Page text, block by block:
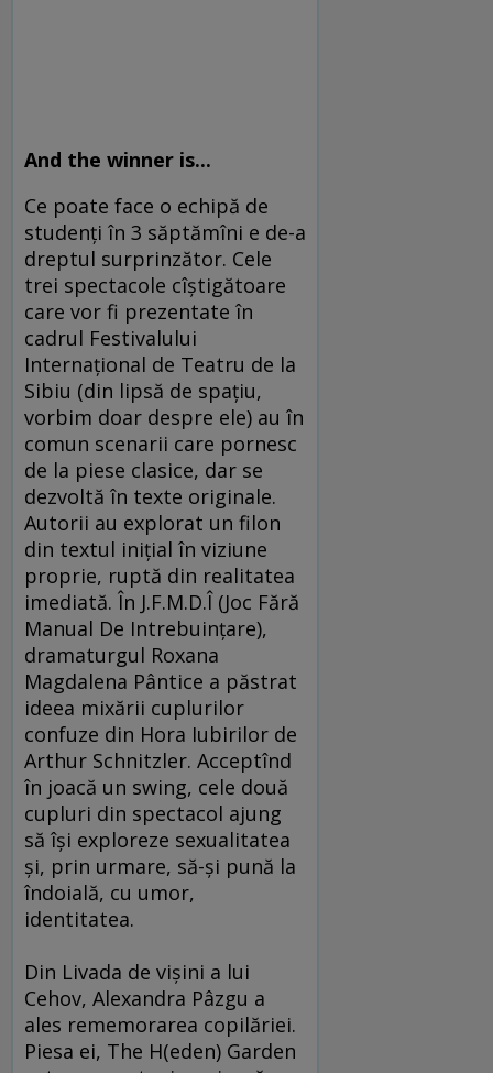
And the winner is...
Ce poate face o echipă de
studenţi în 3 săptămîni e de-a
dreptul surprinzător. Cele
trei spectacole cîştigătoare
care vor fi prezentate în
cadrul Festivalului
Internaţional de Teatru de la
Sibiu (din lipsă de spaţiu,
vorbim doar despre ele) au în
comun scenarii care pornesc
de la piese clasice, dar se
dezvoltă în texte originale.
Autorii au explorat un filon
din textul iniţial în viziune
proprie, ruptă din realitatea
imediată. În J.F.M.D.Î (Joc Fără
Manual De Intrebuinţare),
dramaturgul Roxana
Magdalena Pântice a păstrat
ideea mixării cuplurilor
confuze din Hora Iubirilor de
Arthur Schnitzler. Acceptînd
în joacă un swing, cele două
cupluri din spectacol ajung
să îşi exploreze sexualitatea
şi, prin urmare, să-şi pună la
îndoială, cu umor,
identitatea.
Din Livada de vişini a lui
Cehov, Alexandra Pâzgu a
ales rememorarea copilăriei.
Piesa ei, The H(eden) Garden